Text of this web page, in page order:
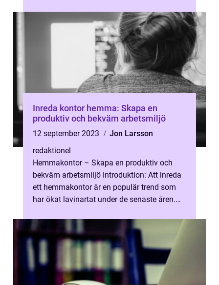
Inreda kontor hemma: Skapa en
produktiv och bekväm arbetsmiljö
12 september 2023
Jon Larsson
redaktionel
Hemmakontor – Skapa en produktiv och
bekväm arbetsmiljö Introduktion: Att inreda
ett hemmakontor är en populär trend som
har ökat lavinartat under de senaste åren.